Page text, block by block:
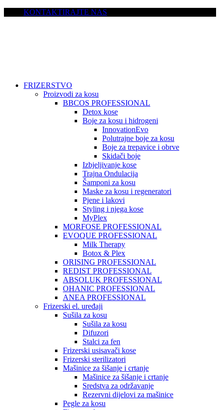
KONTAKTIRAJTE NAS
FRIZERSTVO
Proizvodi za kosu
BBCOS PROFESSIONAL
Detox kose
Boje za kosu i hidrogeni
InnovationEvo
Polutrajne boje za kosu
Boje za trepavice i obrve
Skidači boje
Izbjeljivanje kose
Trajna Ondulacija
Šamponi za kosu
Maske za kosu i regeneratori
Pjene i lakovi
Styling i njega kose
MyPlex
MORFOSE PROFESSIONAL
EVOQUE PROFESSIONAL
Milk Therapy
Botox & Plex
ORISING PROFESSIONAL
REDIST PROFESSIONAL
ABSOLUK PROFESSIONAL
OHANIC PROFESSIONAL
ANEA PROFESSIONAL
Frizerski el. uređaji
Sušila za kosu
Sušila za kosu
Difuzori
Stalci za fen
Frizerski usisavači kose
Frizerski sterilizatori
Mašinice za šišanje i crtanje
Mašinice za šišanje i crtanje
Sredstva za održavanje
Rezervni dijelovi za mašinice
Pegle za kosu